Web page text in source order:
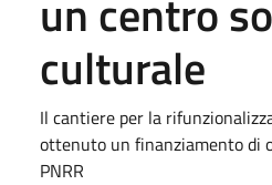
un centro
culturale
Il cantiere per la
ottenuto un finanziamento di
PNRR